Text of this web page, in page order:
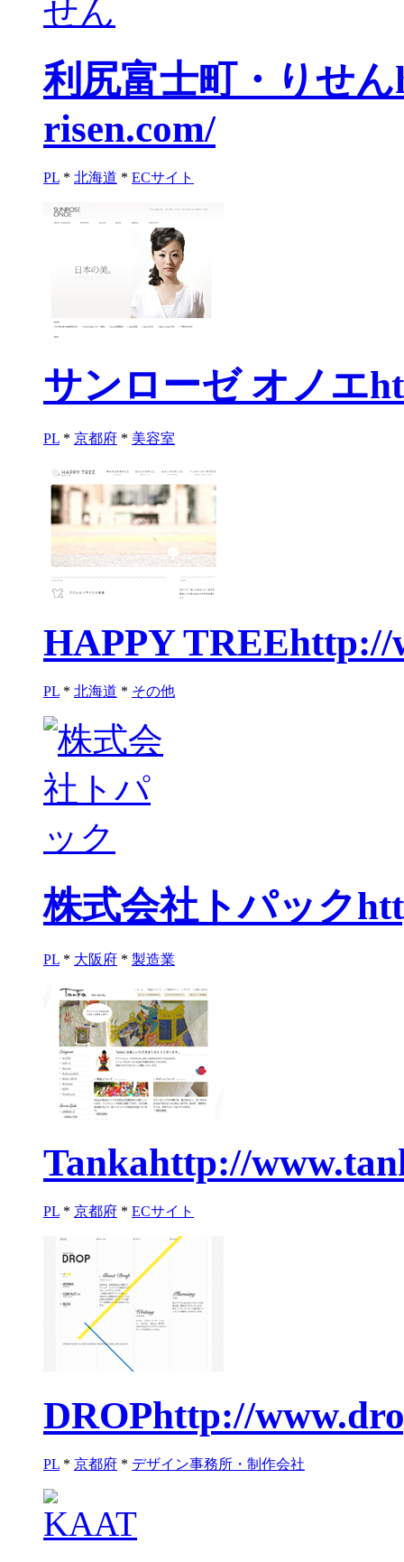
利尻富士町・りせん
risen.com/
PL * 北海道 * ECサイト
サンローゼ オノエ
PL * 京都府 * 美容室
HAPPY TREEhttp://
PL * 北海道 * その他
株式会社トパック
PL * 大阪府 * 製造業
Tankahttp://
PL * 京都府 * ECサイト
DROPhttp://
PL * 京都府 * デザイン事務所・制作会社